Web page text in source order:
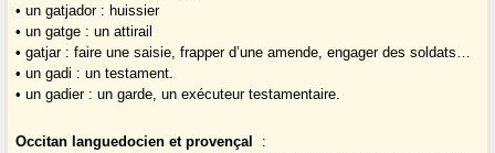
• un gatjador : huissier
• un gatge : un attirail
• gatjar : faire une saisie, frapper d’une amende, engager des soldats…
• un gadi : un testament.
• un gadier : un garde, un exécuteur testamentaire.
Occitan languedocien et provençal
: